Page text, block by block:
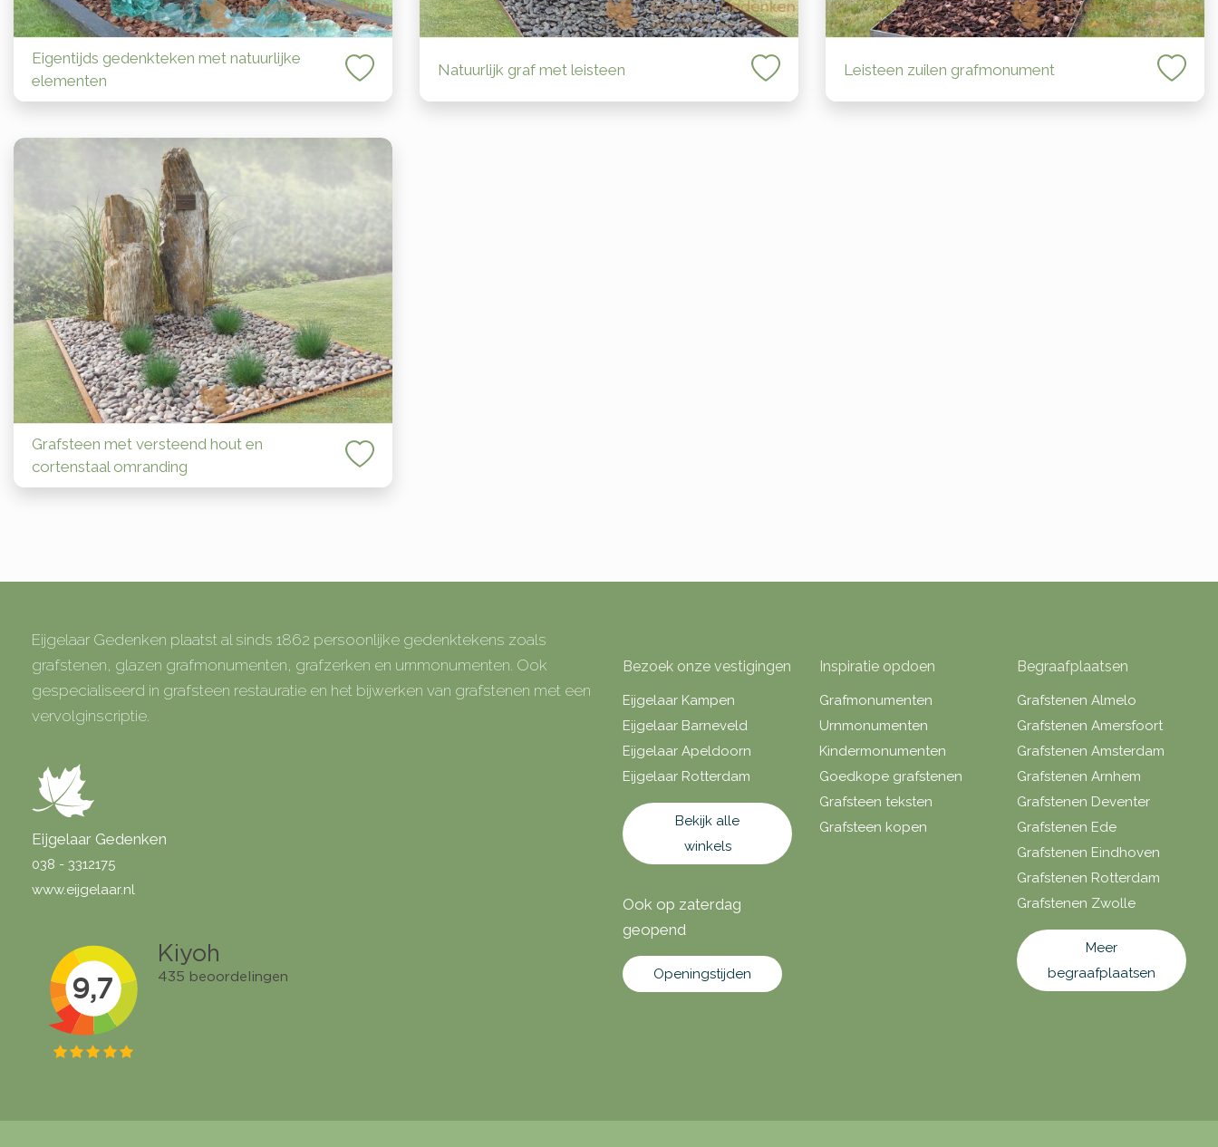
Eigentijds gedenkteken met natuurlijke
elementen
Natuurlijk graf met leisteen Leisteen zuilen grafmonument
Grafsteen met versteend hout en
cortenstaal omranding
Eijgelaar Gedenken plaatst al sinds 1862 persoonlijke gedenktekens zoals
grafstenen, glazen grafmonumenten, grafzerken en urnmonumenten. Ook
gespecialiseerd in grafsteen restauratie en het bijwerken van grafstenen met een
vervolginscriptie.
Eijgelaar Gedenken
038 - 3312175
www.eijgelaar.nl
Bezoek onze vestigingen
Eijgelaar Kampen
Eijgelaar Barneveld
Eijgelaar Apeldoorn
Eijgelaar Rotterdam
Bekijk alle
winkels
Ook op zaterdag
geopend
Openingstijden
Inspiratie opdoen
Grafmonumenten
Urnmonumenten
Kindermonumenten
Goedkope grafstenen
Grafsteen teksten
Grafsteen kopen
Begraafplaatsen
Grafstenen Almelo
Grafstenen Amersfoort
Grafstenen Amsterdam
Grafstenen Arnhem
Grafstenen Deventer
Grafstenen Ede
Grafstenen Eindhoven
Grafstenen Rotterdam
Grafstenen Zwolle
Meer
begraafplaatsen